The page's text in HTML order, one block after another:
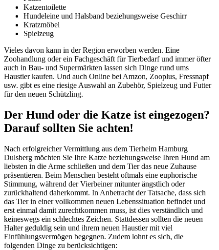
Katzentoilette
Hundeleine und Halsband beziehungsweise Geschirr
Kratzmöbel
Spielzeug
Vieles davon kann in der Region erworben werden. Eine
Zoohandlung oder ein Fachgeschäft für Tierbedarf und immer öfter
auch in Bau- und Supermärkten lassen sich Dinge rund ums
Haustier kaufen. Und auch Online bei Amzon, Zooplus, Fressnapf
usw. gibt es eine riesige Auswahl an Zubehör, Spielzeug und Futter
für den neuen Schützling.
Der Hund oder die Katze ist eingezogen?
Darauf sollten Sie achten!
Nach erfolgreicher Vermittlung aus dem Tierheim Hamburg
Dulsberg möchten Sie Ihre Katze beziehungsweise Ihren Hund am
liebsten in die Arme schließen und dem Tier das neue Zuhause
präsentieren. Beim Menschen besteht oftmals eine euphorische
Stimmung, während der Vierbeiner mitunter ängstlich oder
zurückhaltend daherkommt. In Anbetracht der Tatsache, dass sich
das Tier in einer vollkommen neuen Lebenssituation befindet und
erst einmal damit zurechtkommen muss, ist dies verständlich und
keineswegs ein schlechtes Zeichen. Stattdessen sollten die neuen
Halter geduldig sein und ihrem neuen Haustier mit viel
Einfühlungsvermögen begegnen. Zudem lohnt es sich, die
folgenden Dinge zu berücksichtigen: